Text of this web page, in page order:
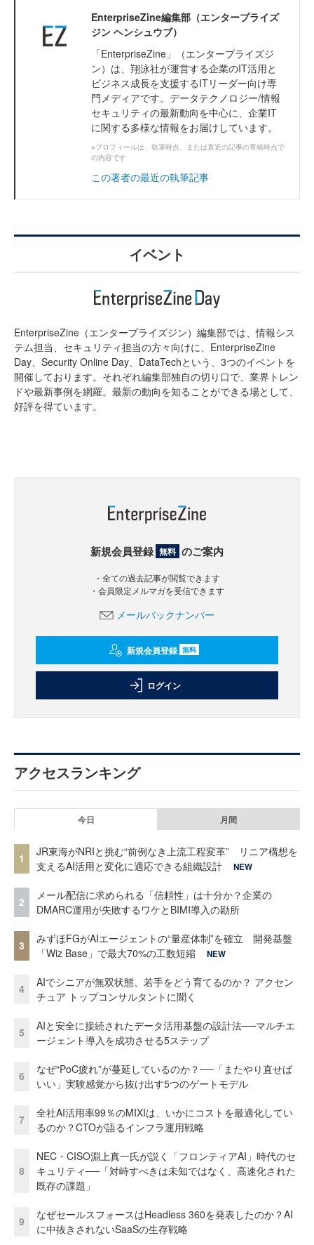
EnterpriseZine編集部（エンタープライズ
ジン ヘンシュウブ）
「EnterpriseZine」（エンタープライズジ
ン）は、翔泳社が運営する企業のIT活用と
ビジネス成長を支援するITリーダー向け専
門メディアです。データテクノロジー/情報
セキュリティの最新動向を中心に、企業IT
に関する多様な情報をお届けしています。
※プロフィールは、執筆時点、または直近の記事の寄稿時点で
の内容です
この著者の最近の執筆記事
イベント
EnterpriseZine（エンタープライズジン）編集部では、情報シス
テム担当、セキュリティ担当の方々向けに、EnterpriseZine
Day、Security Online Day、DataTechという、3つのイベントを
開催しております。それぞれ編集部独自の切り口で、業界トレン
ドや最新事例を網羅。最新の動向を知ることができる場として、
好評を得ています。
新規会員登録 無料 のご案内
・全ての過去記事が閲覧できます
・会員限定メルマガを受信できます
メールバックナンバー
新規会員登録 無料
ログイン
アクセスランキング
今日 月間
1
JR東海がNRIと挑む“前例なき上流工程変革” リニア構想を
支えるAI活用と変化に適応できる組織設計
NEW
2
メール配信に求められる「信頼性」は十分か？企業の
DMARC運用が失敗するワケとBIMI導入の勘所
3
みずほFGがAIエージェントの“量産体制”を確立 開発基盤
「Wiz Base」で最大70%の工数短縮
NEW
4
AIでシニアが無双状態、若手をどう育てるのか？ アクセン
チュア トップコンサルタントに聞く
5
AIと安全に接続されたデータ活用基盤の設計法──マルチエ
ージェント導入を成功させる5ステップ
6
なぜ“PoC疲れ”が蔓延しているのか？──「またやり直せば
いい」実験感覚から抜け出す5つのゲートモデル
7
全社AI活用率99％のMIXIは、いかにコストを最適化してい
るのか？CTOが語るインフラ運用戦略
8
NEC・CISO淵上真一氏が説く「フロンティアAI」時代のセ
キュリティ──「対峙すべきは未知ではなく、高速化された
既存の課題」
9
なぜセールスフォースはHeadless 360を発表したのか？AI
に中抜きされないSaaSの生存戦略